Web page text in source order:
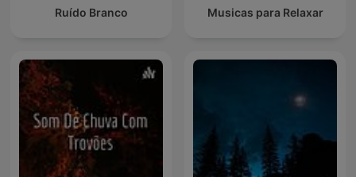
Ruído Branco Musicas para Relaxar